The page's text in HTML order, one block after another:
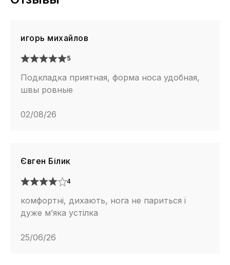
игорь михайлов
5
Подкладка приятная, форма носа удобная,
швы ровные
02/08/26
Євген Білик
4
комфортні, дихають, нога не париться і
дуже м’яка устілка
25/06/26